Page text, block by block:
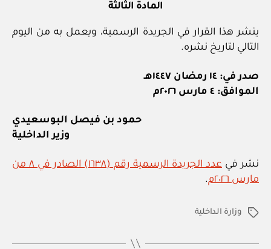
المادة الثالثة
ينشر هذا القرار في الجريدة الرسمية، ويعمل به من اليوم
التالي لتاريخ نشره.
صدر في: ١٤ رمضان ١٤٤٧هـ
الموافق: ٤ مارس ٢٠٢٦م
حمود بن فيصل البوسعيدي
وزير الداخلية
نشر في
عدد الجريدة الرسمية رقم (١٦٣٨) الصادر في ٨ من
مارس ٢٠٢٦م
.
الوسوموزارة الداخلية